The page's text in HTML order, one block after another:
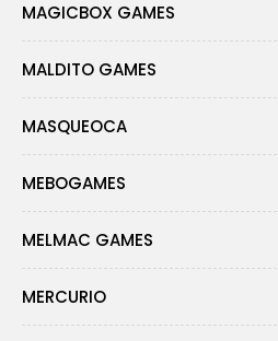
MAGICBOX GAMES
MALDITO GAMES
MASQUEOCA
MEBOGAMES
MELMAC GAMES
MERCURIO